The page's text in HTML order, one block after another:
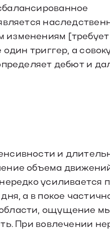
изменениям [требует
триггер, а
дебют и
и
объема
усиливается
а в покое
ощущение
При вовлечении